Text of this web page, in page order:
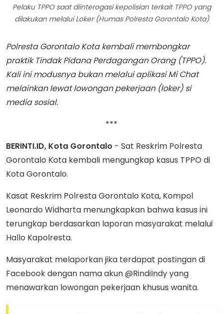
Pelaku TPPO saat diinterogasi kepolisian terkait TPPO yang
dilakukan melalui Loker (Humas Polresta Gorontalo Kota)
Polresta Gorontalo Kota kembali membongkar
praktik Tindak Pidana Perdagangan Orang (TPPO).
Kali ini modusnya bukan melalui aplikasi Mi Chat
melainkan lewat lowongan pekerjaan (loker) si
media sosial.
***
BERINTI.ID, Kota Gorontalo - Sat Reskrim Polresta
Gorontalo Kota kembali mengungkap kasus TPPO di
Kota Gorontalo.
Kasat Reskrim Polresta Gorontalo Kota, Kompol
Leonardo Widharta menungkapkan bahwa kasus ini
terungkap berdasarkan laporan masyarakat melalui
Hallo Kapolresta.
Masyarakat melaporkan jika terdapat postingan di
Facebook dengan nama akun @RindiIndy yang
menawarkan lowongan pekerjaan khusus wanita.